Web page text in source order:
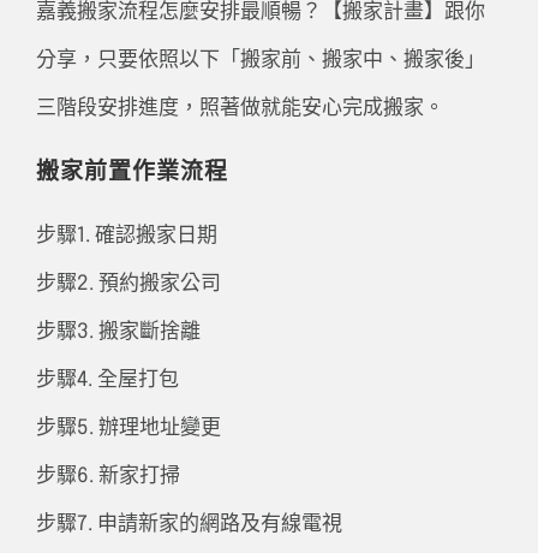
嘉義搬家流程怎麼安排最順暢？【搬家計畫】跟你
分享，只要依照以下「搬家前、搬家中、搬家後」
三階段安排進度，照著做就能安心完成搬家。
搬家前置作業流程
步驟1. 確認搬家日期
步驟2. 預約搬家公司
步驟3. 搬家斷捨離
步驟4. 全屋打包
步驟5. 辦理地址變更
步驟6. 新家打掃
步驟7. 申請新家的網路及有線電視